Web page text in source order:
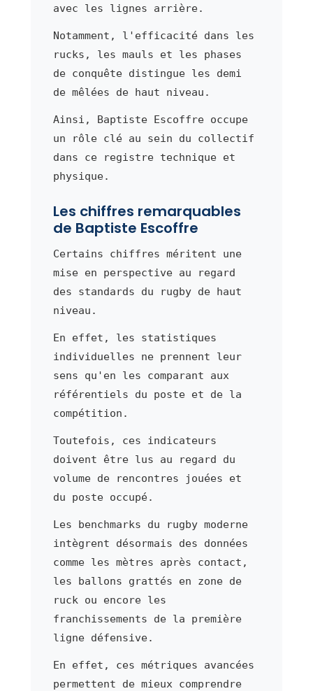
avec les lignes arrière.
Notamment, l'efficacité dans les
rucks, les mauls et les phases
de conquête distingue les demi
de mêlées de haut niveau.
Ainsi, Baptiste Escoffre occupe
un rôle clé au sein du collectif
dans ce registre technique et
physique.
Les chiffres remarquables
de Baptiste Escoffre
Certains chiffres méritent une
mise en perspective au regard
des standards du rugby de haut
niveau.
En effet, les statistiques
individuelles ne prennent leur
sens qu'en les comparant aux
référentiels du poste et de la
compétition.
Toutefois, ces indicateurs
doivent être lus au regard du
volume de rencontres jouées et
du poste occupé.
Les benchmarks du rugby moderne
intègrent désormais des données
comme les mètres après contact,
les ballons grattés en zone de
ruck ou encore les
franchissements de la première
ligne défensive.
En effet, ces métriques avancées
permettent de mieux comprendre